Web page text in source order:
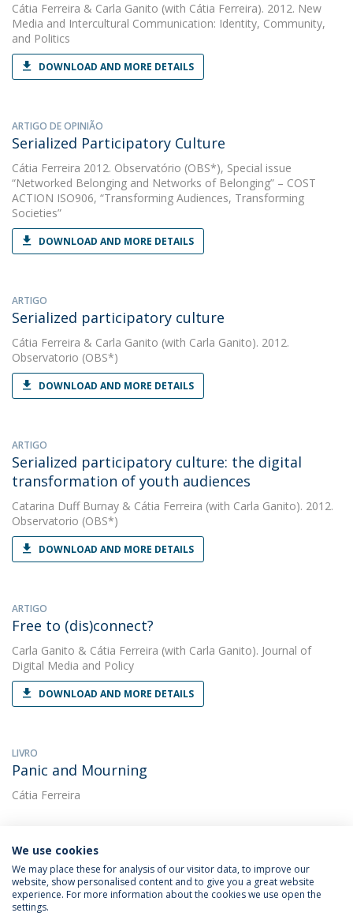
Cátia Ferreira & Carla Ganito (with Cátia Ferreira). 2012. New
Media and Intercultural Communication: Identity, Community,
and Politics
DOWNLOAD AND MORE DETAILS
ARTIGO DE OPINIÃO
Serialized Participatory Culture
Cátia Ferreira 2012. Observatório (OBS*), Special issue
“Networked Belonging and Networks of Belonging” – COST
ACTION ISO906, “Transforming Audiences, Transforming
Societies”
DOWNLOAD AND MORE DETAILS
ARTIGO
Serialized participatory culture
Cátia Ferreira & Carla Ganito (with Carla Ganito). 2012.
Observatorio (OBS*)
DOWNLOAD AND MORE DETAILS
ARTIGO
Serialized participatory culture: the digital
transformation of youth audiences
Catarina Duff Burnay & Cátia Ferreira (with Carla Ganito). 2012.
Observatorio (OBS*)
DOWNLOAD AND MORE DETAILS
ARTIGO
Free to (dis)connect?
Carla Ganito & Cátia Ferreira (with Carla Ganito). Journal of
Digital Media and Policy
DOWNLOAD AND MORE DETAILS
LIVRO
Panic and Mourning
Cátia Ferreira
Política de Privacidade
Termos & Condições
We use cookies
We may place these for analysis of our visitor data, to improve our
website, show personalised content and to give you a great website
experience. For more information about the cookies we use open the
settings.